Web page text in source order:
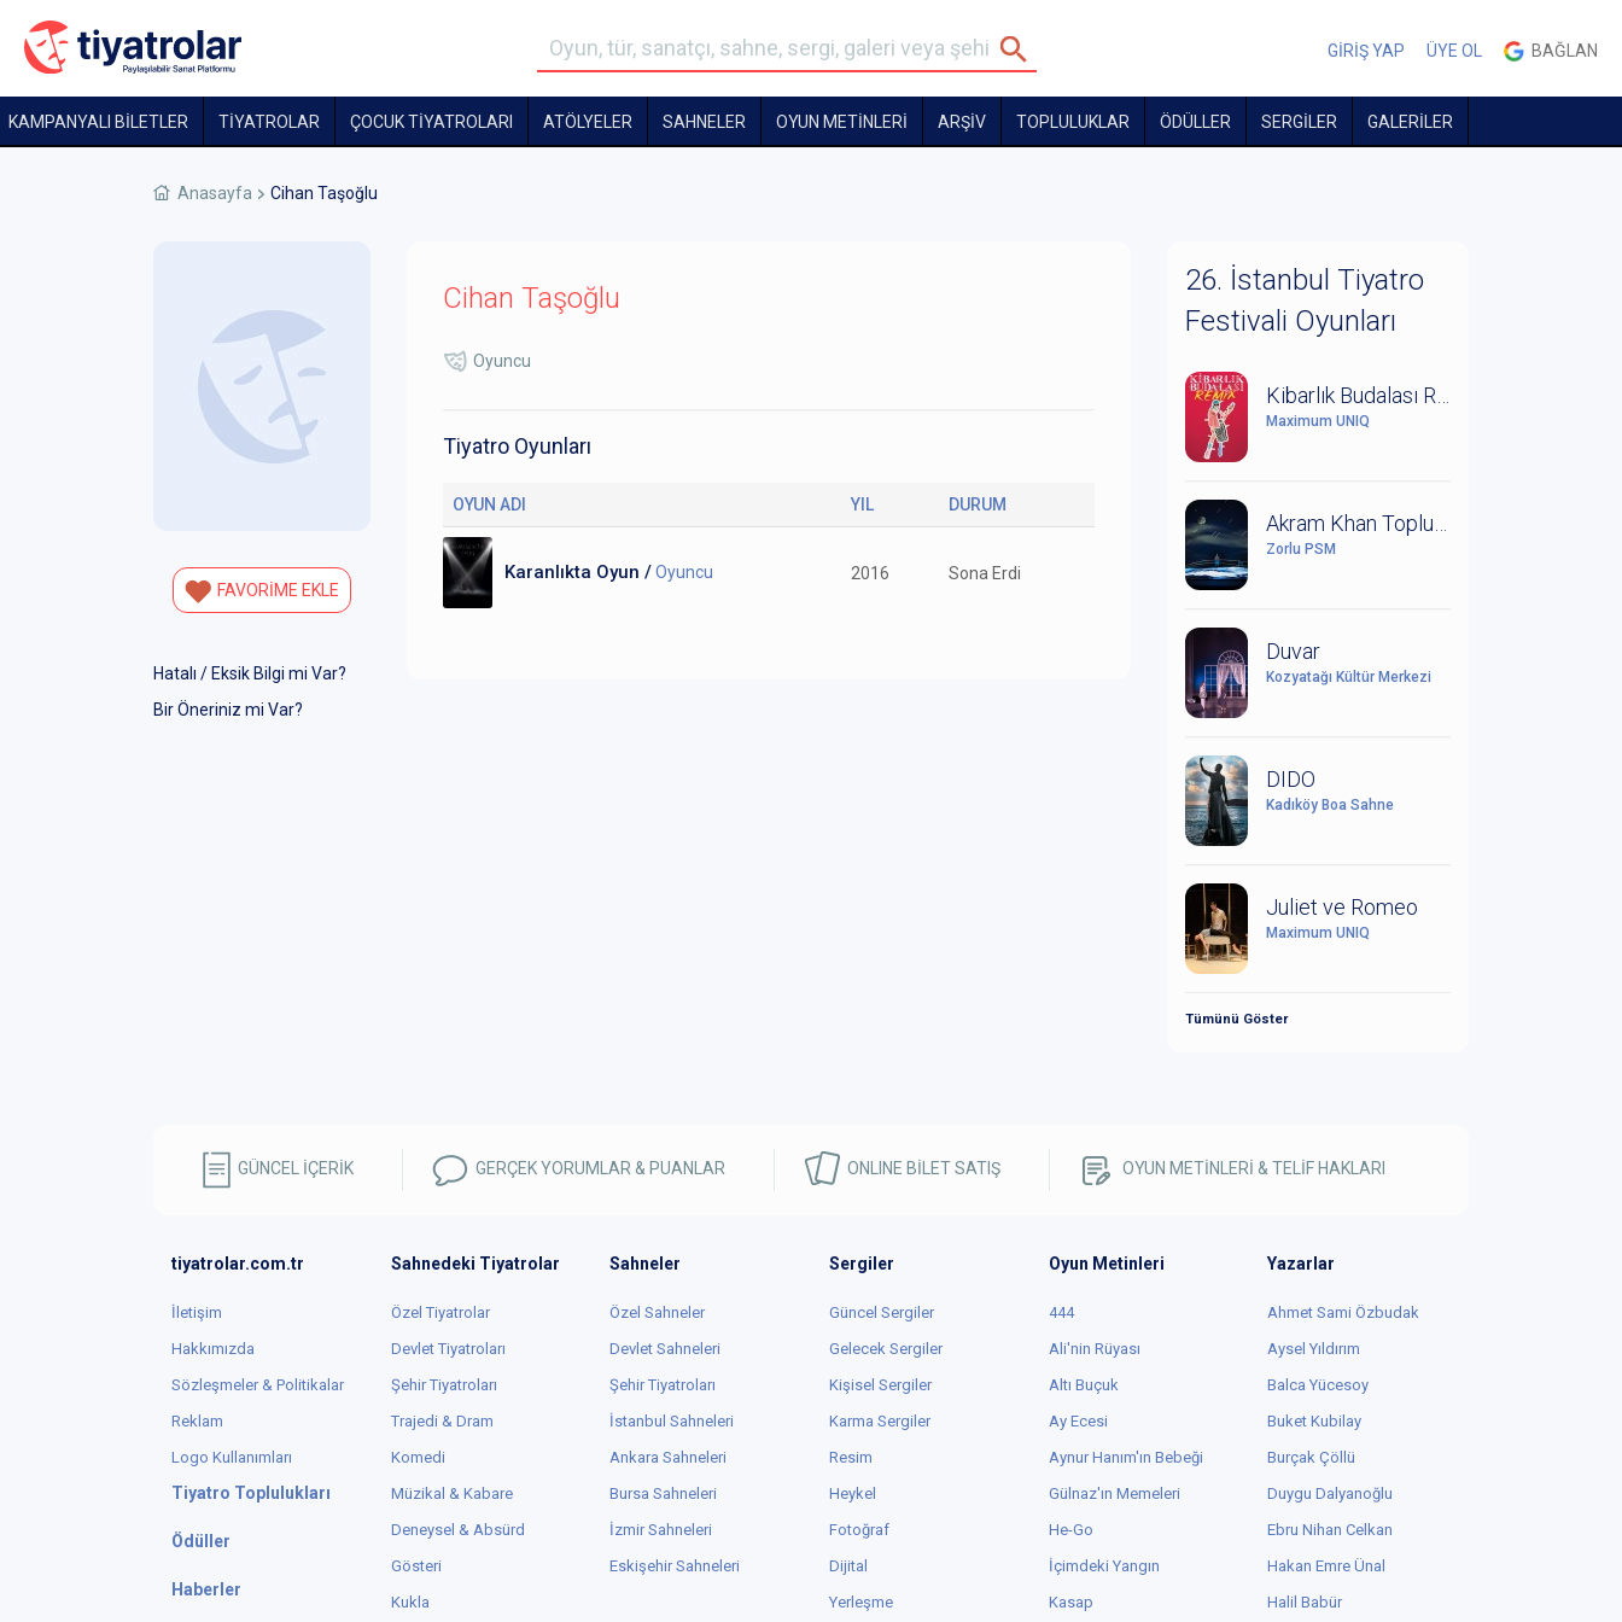
GİRİŞ YAP ÜYE OL BAĞLAN
KAMPANYALI BİLETLER TİYATROLAR ÇOCUK TIYATROLARI ATÖLYELER SAHNELER OYUN METİNLERİ ARŞİV TOPLULUKLAR ÖDÜLLER SERGİLER GALERİLER
Anasayfa Cihan Taşoğlu
FAVORİME EKLE
Hatalı / Eksik Bilgi mi Var?
Bir Öneriniz mi Var?
Cihan Taşoğlu
Oyuncu
Tiyatro Oyunları
OYUN ADI YIL DURUM
Karanlıkta Oyun /Oyuncu 2016 Sona Erdi
26. İstanbul Tiyatro
Festivali Oyunları
Maximum UNIQ
Zorlu PSM
Duvar
Kozyatağı Kültür Merkezi
DIDO
Kadıköy Boa Sahne
Juliet ve Romeo
Maximum UNIQ
Tümünü Göster
GÜNCEL İÇERİK GERÇEK YORUMLAR & PUANLAR ONLINE BİLET SATIŞ OYUN METİNLERİ & TELİF HAKLARI
tiyatrolar.com.tr
İletişim
Hakkımızda
Sözleşmeler & Politikalar
Reklam
Logo Kullanımları
Tiyatro Toplulukları
Ödüller
Haberler
Sahnedeki Tiyatrolar
Özel Tiyatrolar
Devlet Tiyatroları
Şehir Tiyatroları
Trajedi & Dram
Komedi
Müzikal & Kabare
Deneysel & Absürd
Gösteri
Kukla
Sahneler
Özel Sahneler
Devlet Sahneleri
Şehir Tiyatroları
İstanbul Sahneleri
Ankara Sahneleri
Bursa Sahneleri
İzmir Sahneleri
Eskişehir Sahneleri
Sergiler
Güncel Sergiler
Gelecek Sergiler
Kişisel Sergiler
Karma Sergiler
Resim
Heykel
Fotoğraf
Dijital
Yerleşme
Oyun Metinleri
444
Ali'nin Rüyası
Altı Buçuk
Ay Ecesi
Aynur Hanım'ın Bebeği
Gülnaz'ın Memeleri
He-Go
İçimdeki Yangın
Kasap
Yazarlar
Ahmet Sami Özbudak
Aysel Yıldırım
Balca Yücesoy
Buket Kubilay
Burçak Çöllü
Duygu Dalyanoğlu
Ebru Nihan Celkan
Hakan Emre Ünal
Halil Babür